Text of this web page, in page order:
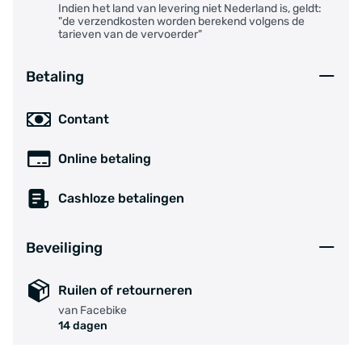
Indien het land van levering niet Nederland is, geldt:
"de verzendkosten worden berekend volgens de
tarieven van de vervoerder"
Betaling
Contant
Online betaling
Cashloze betalingen
Beveiliging
Ruilen of retourneren
van Facebike
14 dagen